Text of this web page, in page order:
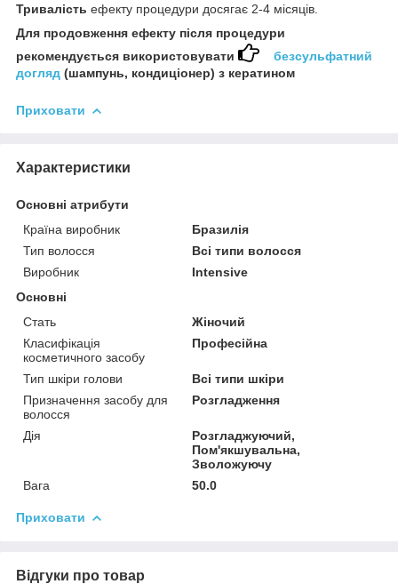
Тривалість ефекту процедури досягає 2-4 місяців.
Для продовження ефекту після процедури
рекомендується використовувати
безсульфатний
догляд (шампунь, кондиціонер) з кератином
Приховати
Характеристики
Основні атрибути
Країна виробник
Бразилія
Тип волосся
Всі типи волосся
Виробник
Intensive
Основні
Стать
Жіночий
Класифікація
косметичного засобу
Професійна
Тип шкіри голови
Всі типи шкіри
Призначення засобу для
волосся
Розгладження
Дія
Розгладжуючий,
Пом'якшувальна,
Зволожуючу
Вага
50.0
Приховати
Відгуки про товар